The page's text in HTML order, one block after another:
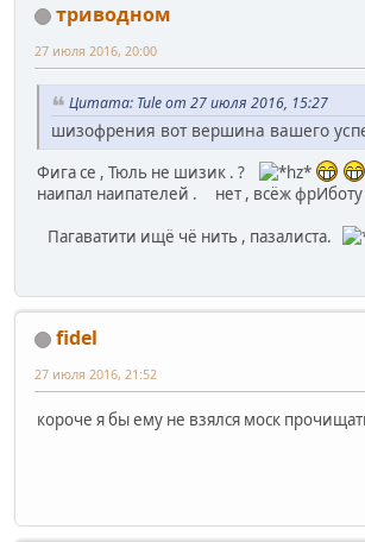
триводном
27 июля 2016, 20:00
Цитата: Tule от 27 июля 2016, 15:27
шизофрения вот вершина вашего
Фига се , Тюль не шизик . ?
наипал наипателей . нет , всёж фрИботу
Пагаватити ищё чё нить , пазалиста.
fidel
27 июля 2016, 21:52
короче я бы ему не взялся моск